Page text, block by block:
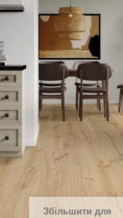
Збільшити для